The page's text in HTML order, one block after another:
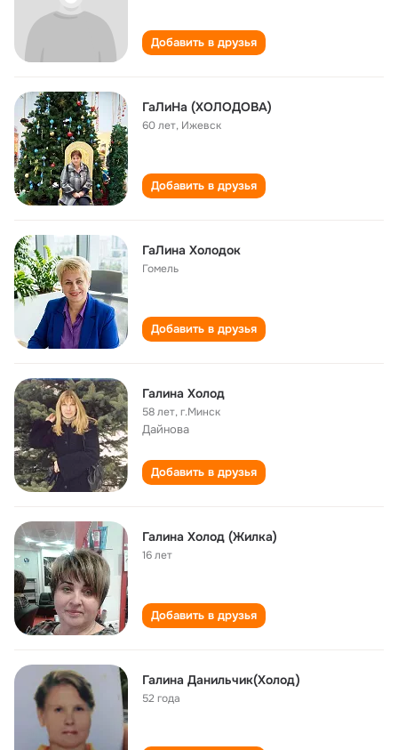
Добавить в друзья
ГаЛиНа (ХОЛОДОВА)
60 лет, Ижевск
Добавить в друзья
ГаЛина Холодок
Гомель
Добавить в друзья
Галина Холод
58 лет,г.Минск
Дайнова
Добавить в друзья
Галина Холод (Жилка)
16 лет
Добавить в друзья
Галина Данильчик(Холод)
52 года